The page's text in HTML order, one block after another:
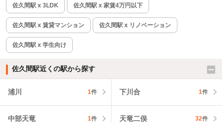
佐久間駅 x 3LDK 佐久間駅 x 家賃4万円以下
佐久間駅 x 賃貸マンション 佐久間駅 x リノベーション
佐久間駅 x 学生向け
佐久間駅近くの駅から探す
浦川 1件 下川合 1件
中部天竜 1件 天竜二俣 32件